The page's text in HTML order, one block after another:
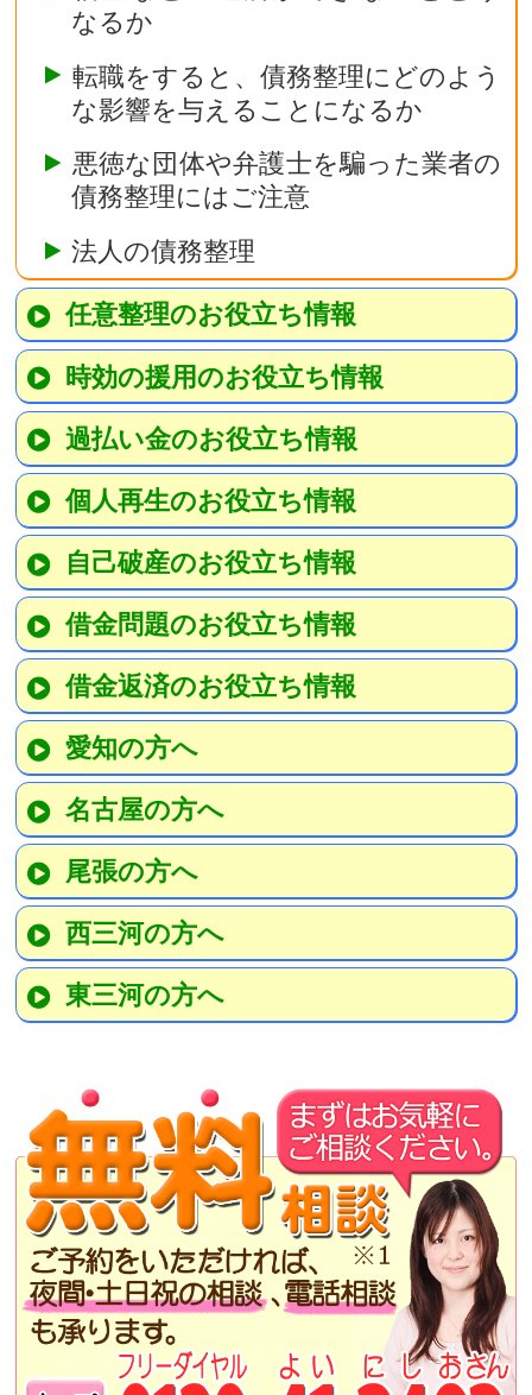
なるか
転職をすると、債務整理にどのよう
な影響を与えることになるか
悪徳な団体や弁護士を騙った業者の
債務整理にはご注意
法人の債務整理
任意整理のお役立ち情報
時効の援用のお役立ち情報
過払い金のお役立ち情報
個人再生のお役立ち情報
自己破産のお役立ち情報
借金問題のお役立ち情報
借金返済のお役立ち情報
愛知の方へ
名古屋の方へ
尾張の方へ
西三河の方へ
東三河の方へ